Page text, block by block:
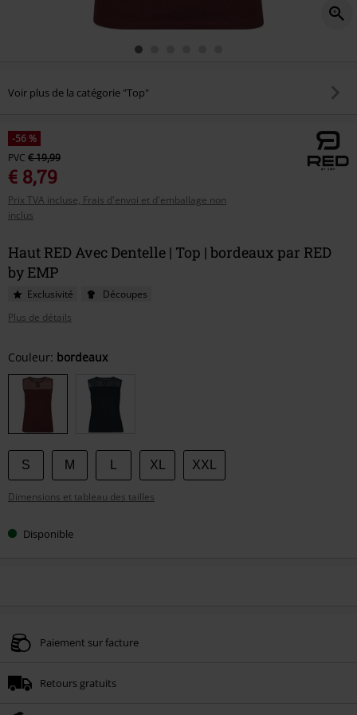
Voir plus de la catégorie "Top"
-56 %
PVC € 19,99
€ 8,79
Prix TVA incluse, Frais d'envoi et d'emballage non
inclus
Haut RED Avec Dentelle | Top | bordeaux par RED
by EMP
Exclusivité
Découpes
Plus de détails
Choisissez
votre
taille
Couleur: bordeaux
S M XL XXL
Dimensions et tableau des tailles
Disponible
Paiement sur facture
Retours gratuits